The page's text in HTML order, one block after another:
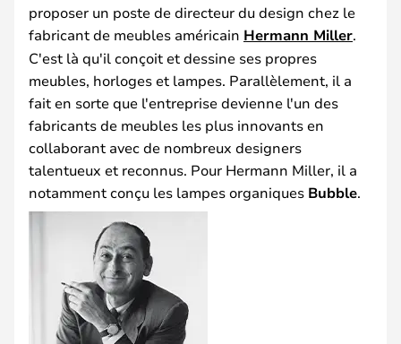
proposer un poste de directeur du design chez le
fabricant de meubles américain Hermann Miller.
C'est là qu'il conçoit et dessine ses propres
meubles, horloges et lampes. Parallèlement, il a
fait en sorte que l'entreprise devienne l'un des
fabricants de meubles les plus innovants en
collaborant avec de nombreux designers
talentueux et reconnus. Pour Hermann Miller, il a
notamment conçu les lampes organiques Bubble.